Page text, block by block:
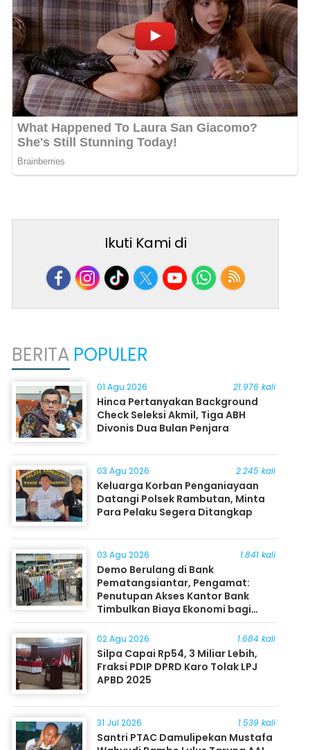
Ikuti Kami di
BERITA POPULER
01 Agu 2026 21.976 kali
Hinca Pertanyakan Background
Check Seleksi Akmil, Tiga ABH
Divonis Dua Bulan Penjara
03 Agu 2026 2.245 kali
Keluarga Korban Penganiayaan
Datangi Polsek Rambutan, Minta
Para Pelaku Segera Ditangkap
03 Agu 2026 1.841 kali
Demo Berulang di Bank
Pematangsiantar, Pengamat:
Penutupan Akses Kantor Bank
Timbulkan Biaya Ekonomi bagi
Masyarakat
02 Agu 2026 1.684 kali
Silpa Capai Rp54, 3 Miliar Lebih,
Fraksi PDIP DPRD Karo Tolak LPJ
APBD 2025
31 Jul 2026 1.539 kali
Santri PTAC Damulipekan Mustafa